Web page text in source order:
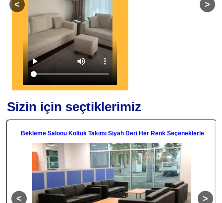
Sizin için seçtiklerimiz
Bekleme Salonu Koltuk Takımı Siyah Deri Her Renk Seçeneklerle